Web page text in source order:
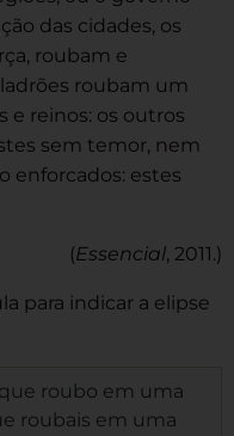
das cidades, os
roubam e
roubam um
e reinos: os outros
sem temor, nem
enforcados: estes
(Essencial, 2011.)
para indicar a elipse
roubo em uma
roubais em uma